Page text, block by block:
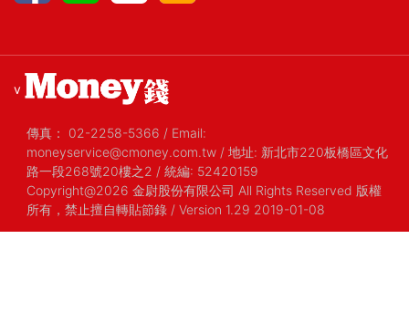
v
傳真： 02-2258-5366 / Email:
moneyservice@cmoney.com.tw / 地址: 新北市220板橋區文化
路一段268號20樓之2 / 統編: 52420159
Copyright@2026 金尉股份有限公司 All Rights Reserved 版權
所有，禁止擅自轉貼節錄 / Version 1.29 2019-01-08